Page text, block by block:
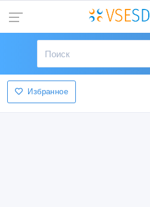
Избранное